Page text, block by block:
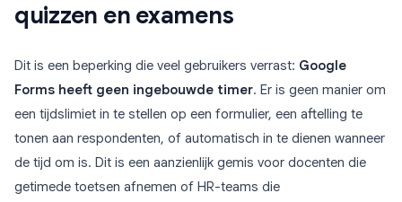
quizzen en examens
Dit is een beperking die veel gebruikers verrast: Google
Forms heeft geen ingebouwde timer. Er is geen manier om
een tijdslimiet in te stellen op een formulier, een aftelling te
tonen aan respondenten, of automatisch in te dienen wanneer
de tijd om is. Dit is een aanzienlijk gemis voor docenten die
getimede toetsen afnemen of HR-teams die